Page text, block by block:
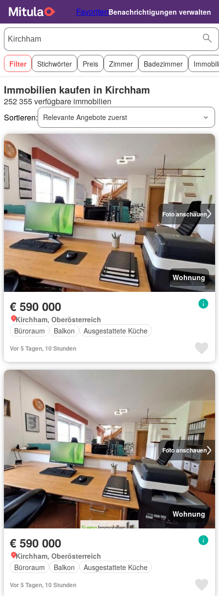
FavoritenBenachrichtigungen verwalten
Filter Stichwörter Preis Zimmer Badezimmer
Immobilien kaufen in Kirchham
252 355 verfügbare immobilien
Sortieren:
Relevante Angebote zuerst
Foto anschauen
Wohnung
€ 590 000
Kirchham, Oberösterreich
Büroraum
Balkon Ausgestattete Küche
Vor 5 Tagen, 10 Stunden
Foto anschauen
Wohnung
€ 590 000
Kirchham, Oberösterreich
Büroraum
Balkon Ausgestattete Küche
Vor 5 Tagen, 10 Stunden